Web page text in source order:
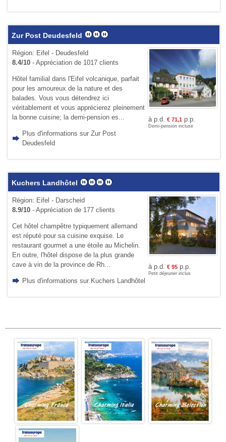
Zur Post Deudesfeld
Région: Eifel - Deudesfeld
8.4/10- Appréciation de 1017 clients
Hôtel familial dans l'Eifel volcanique, parfait
pour les amoureux de la nature et des
balades. Vous vous détendrez ici
véritablement et vous apprécierez pleinement
la bonne cuisine; la demi-pension es...
Plus d'informations sur Zur Post
Deudesfeld
à p.d. € 71,1 p.p.
Demi-pension incluse
Kuchers Landhôtel
Région: Eifel - Darscheid
8.9/10- Appréciation de 177 clients
Cet hôtel champêtre typiquement allemand
est réputé pour sa cuisine exquise. Le
restaurant gourmet a une étoile au Michelin.
En outre, l'hôtel dispose de la plus grande
cave à vin de la province de Rh...
Plus d'informations sur Kuchers Landhôtel
à p.d. € 95p.p.
Petit déjeuner inclus